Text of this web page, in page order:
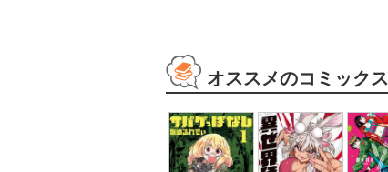
オススメのコミックス